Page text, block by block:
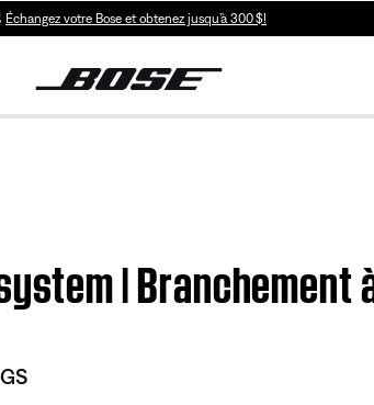
Échangez votre Bose et obtenez jusqu’à 300 $!
| Branchement